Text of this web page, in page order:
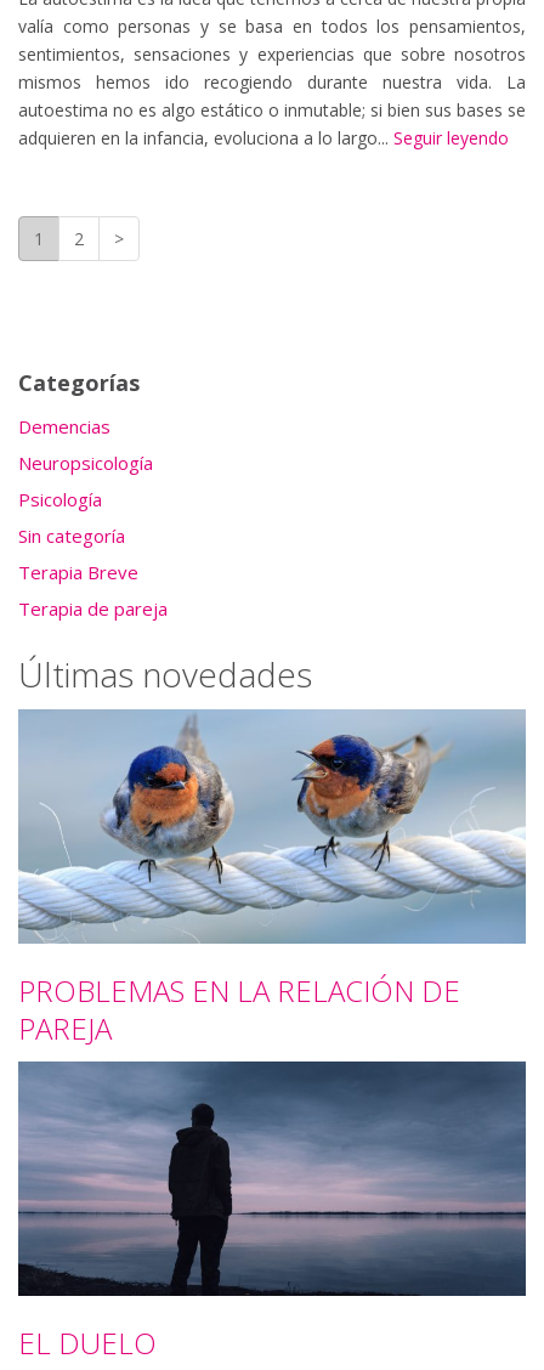
valía como personas y se basa en todos los pensamientos,
sentimientos, sensaciones y experiencias que sobre nosotros
mismos hemos ido recogiendo durante nuestra vida. La
autoestima no es algo estático o inmutable; si bien sus bases se
adquieren en la infancia, evoluciona a lo largo... Seguir leyendo
1 2 >
Categorías
Demencias
Neuropsicología
Psicología
Sin categoría
Terapia Breve
Terapia de pareja
Últimas novedades
PROBLEMAS EN LA RELACIÓN DE
PAREJA
EL DUELO